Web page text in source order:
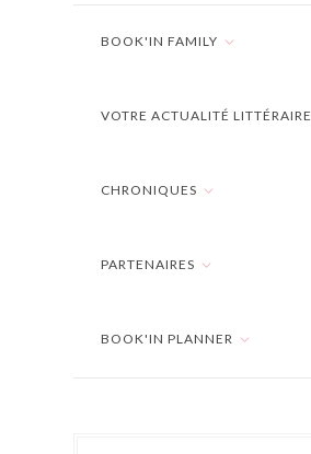
BOOK'IN FAMILY
VOTRE ACTUALITÉ LITTÉRAIRE
CHRONIQUES
PARTENAIRES
BOOK'IN PLANNER